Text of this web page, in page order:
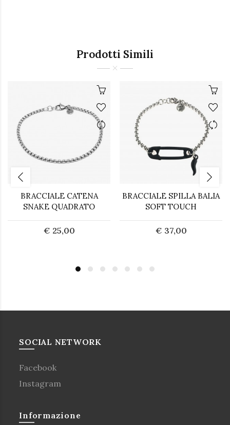
Prodotti Simili
BRACCIALE CATENA
SNAKE QUADRATO
€ 25,00
BRACCIALE SPILLA BALIA
SOFT TOUCH
€ 37,00
SOCIAL NETWORK
Facebook
Instagram
Informazione